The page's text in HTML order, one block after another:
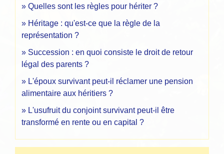
Quelles sont les règles pour hériter ?
Héritage : qu'est-ce que la règle de la
représentation ?
Succession : en quoi consiste le droit de retour
légal des parents ?
L'époux survivant peut-il réclamer une pension
alimentaire aux héritiers ?
L'usufruit du conjoint survivant peut-il être
transformé en rente ou en capital ?